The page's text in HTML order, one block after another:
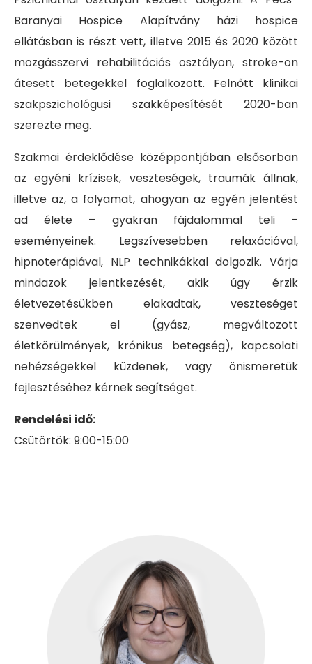
Baranyai Hospice Alapítvány házi hospice
ellátásban is részt vett, illetve 2015 és 2020 között
mozgásszervi rehabilitációs osztályon, stroke-on
átesett betegekkel foglalkozott. Felnőtt klinikai
szakpszichológusi szakképesítését 2020-ban
szerezte meg.
Szakmai érdeklődése középpontjában elsősorban
az egyéni krízisek, veszteségek, traumák állnak,
illetve az, a folyamat, ahogyan az egyén jelentést
ad élete – gyakran fájdalommal teli –
eseményeinek. Legszívesebben relaxációval,
hipnoterápiával, NLP technikákkal dolgozik. Várja
mindazok jelentkezését, akik úgy érzik
életvezetésükben elakadtak, veszteséget
szenvedtek el (gyász, megváltozott
életkörülmények, krónikus betegség), kapcsolati
nehézségekkel küzdenek, vagy önismeretük
fejlesztéséhez kérnek segítséget.
Rendelési idő:
Csütörtök: 9:00-15:00